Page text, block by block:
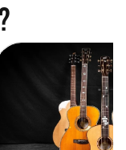
vybrat